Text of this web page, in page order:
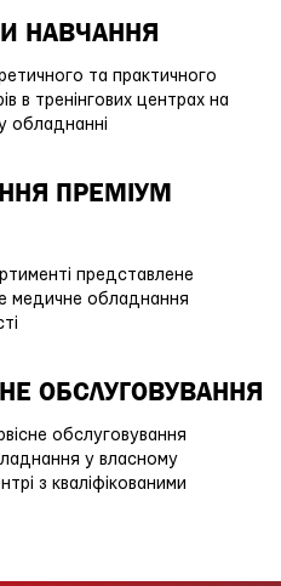
НАВЧАННЯ
та практичного
в тренінгових центрах на
обладнанні
ПРЕМІУМ
представлене
медичне обладнання
ОБСЛУГОВУВАННЯ
обслуговування
у власному
з кваліфікованими